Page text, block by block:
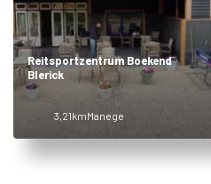
Reitsportzentrum Boekend
Blerick
3,21kmManege